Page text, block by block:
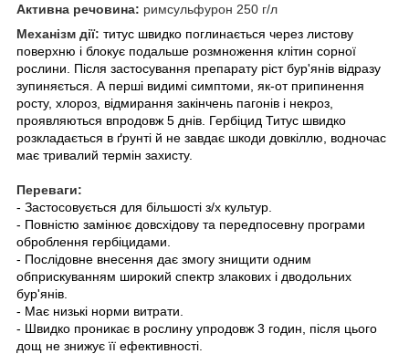
Активна речовина: римсульфурон 250 г/л
Механізм дії: титус швидко поглинається через листову
поверхню і блокує подальше розмноження клітин сорної
рослини. Після застосування препарату ріст бур'янів відразу
зупиняється. А перші видимі симптоми, як-от припинення
росту, хлороз, відмирання закінчень пагонів і некроз,
проявляються впродовж 5 днів. Гербіцид Титус швидко
розкладається в ґрунті й не завдає шкоди довкіллю, водночас
має тривалий термін захисту.
Переваги:
- Застосовується для більшості з/х культур.
- Повністю замінює довсхідову та передпосевну програми
оброблення гербіцидами.
- Послідовне внесення дає змогу знищити одним
обприскуванням широкий спектр злакових і дводольних
бур'янів.
- Має низькі норми витрати.
- Швидко проникає в рослину упродовж 3 годин, після цього
дощ не знижує її ефективності.